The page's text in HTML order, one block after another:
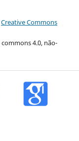
Creative Commons
4.0, não-